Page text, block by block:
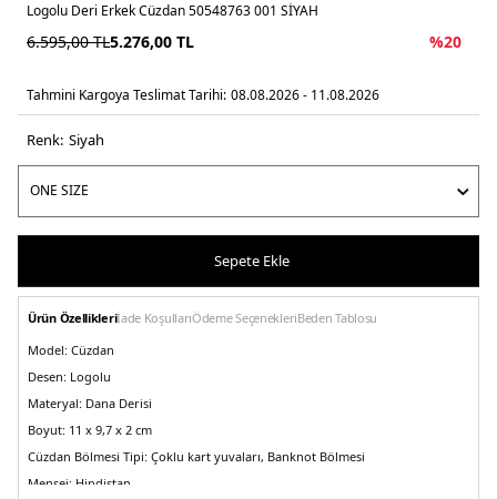
Logolu Deri Erkek Cüzdan 50548763 001 SİYAH
6.595,00TL5.276,00 TL %20
Tahmini Kargoya Teslimat Tarihi: 08.08.2026 - 11.08.2026
Renk: si̇yah
Sepete Ekle
Ürün Özellikleriİade KoşullarıÖdeme SeçenekleriBeden Tablosu
Model: Cüzdan
Desen: Logolu
Materyal: Dana Derisi
Boyut: 11 x 9,7 x 2 cm
Cüzdan Bölmesi Tipi: Çoklu kart yuvaları, Banknot Bölmesi
Menşei: Hindistan